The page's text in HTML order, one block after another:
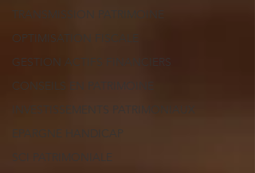
TRANSMISSION PATRIMOINE
OPTIMISATION FISCALE
GESTION ACTIFS FINANCIERS
CONSEILS EN PATRIMOINE
INVESTISSEMENTS PATRIMONIAUX
EPARGNE HANDICAP
SCI PATRIMONIALE